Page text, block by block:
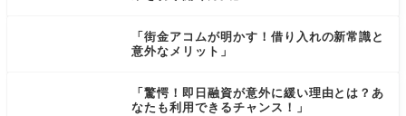
「街金アコムが明かす！借り入れの新常識と
意外なメリット」
「驚愕！即日融資が意外に緩い理由とは？あ
なたも利用できるチャンス！」